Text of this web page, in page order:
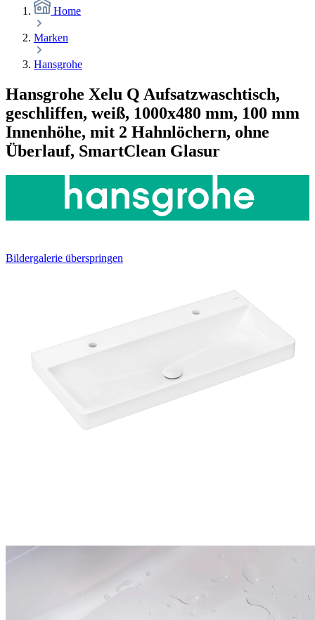
Home
Marken
Hansgrohe
Hansgrohe Xelu Q Aufsatzwaschtisch,
geschliffen, weiß, 1000x480 mm, 100 mm
Innenhöhe, mit 2 Hahnlöchern, ohne
Überlauf, SmartClean Glasur
Bildergalerie überspringen